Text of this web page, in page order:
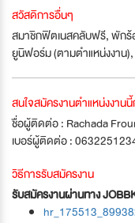
สวัสดิการอื่นๆ
สมาชิกฟิตเนสคลับฟรี, พักร้
ยูนิฟอร์ม (ตามตำแหน่งงาน),
สนใจสมัครงานตำแหน่งงา
ชื่อผู้ติดต่อ : Rachada
เบอร์ผู้ติดต่อ :
วิธีการรับสมัครงาน
รับสมัครงานผ่านทาง